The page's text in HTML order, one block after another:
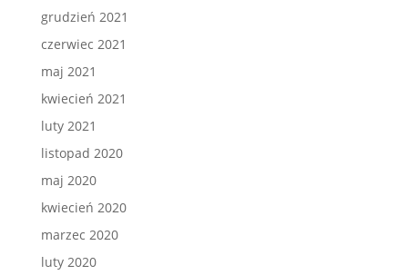
grudzień 2021
czerwiec 2021
maj 2021
kwiecień 2021
luty 2021
listopad 2020
maj 2020
kwiecień 2020
marzec 2020
luty 2020